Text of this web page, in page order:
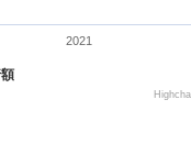
2021